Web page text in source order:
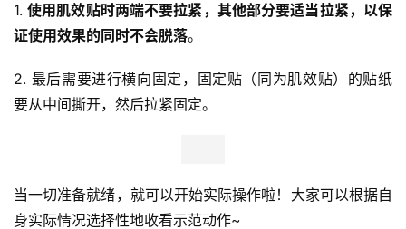
比
赛
1. 使用肌效贴时两端不要拉紧，其他部分要适当拉紧，以保
证使用效果的同时不会脱落。
2. 最后需要进行横向固定，固定贴（同为肌效贴）的贴纸
要从中间撕开，然后拉紧固定。
当一切准备就绪，就可以开始实际操作啦！大家可以根据自
身实际情况选择性地收看示范动作~